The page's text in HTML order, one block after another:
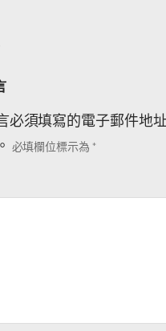
必須填寫的電子郵件地
必填欄位標示為 *